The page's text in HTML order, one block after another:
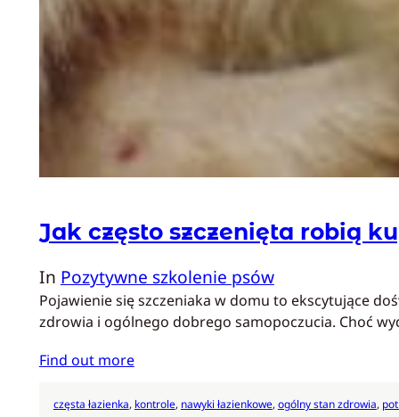
Jak często szczenięta robią
In Pozytywne szkolenie psów
Pojawienie się szczeniaka w domu to ekscytujące
zdrowia i ogólnego dobrego samopoczucia. Choć
Find out more
częsta łazienka, kontrole, nawyki łazienkowe, ogólny stan zdrowia,